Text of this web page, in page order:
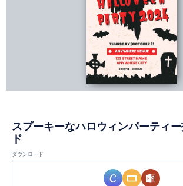
スプーキーなハロウィンパーティ
ド
ダウンロード